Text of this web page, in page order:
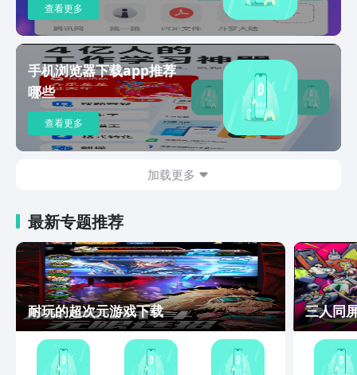
查看更多
手机浏览器下载app推荐
哪些
查看更多
加载更多
最新专题推荐
耐玩的超次元游戏下载 三人同